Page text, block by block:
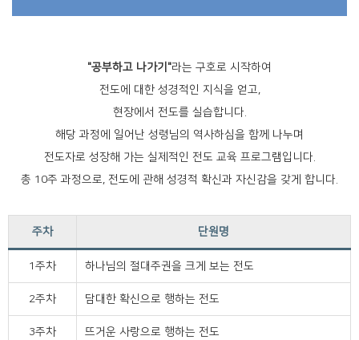
"공부하고 나가기"라는 구호로 시작하여
전도에 대한 성경적인 지식을 얻고,
현장에서 전도를 실습합니다.
해당 과정에 일어난 성령님의 역사하심을 함께 나누며
전도자로 성장해 가는 실제적인 전도 교육 프로그램입니다.
총 10주 과정으로, 전도에 관해 성경적 확신과 자신감을 갖게 합니다.
주차 단원명
1주차 하나님의 절대주권을 크게 보는 전도
2주차 담대한 확신으로 행하는 전도
3주차 뜨거운 사랑으로 행하는 전도